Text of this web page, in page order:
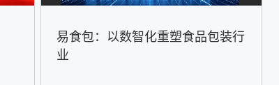
易食包：以数智化重塑食品包装行
业